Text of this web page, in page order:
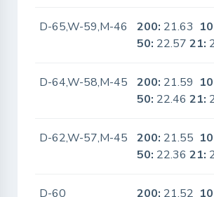
D-65,W-59,M-46 200: 21.63
50: 22.5721:
D-64,W-58,M-45 200: 21.59
50: 22.4621:
D-62,W-57,M-45 200: 21.55
50: 22.3621:
D-60 200: 21.52